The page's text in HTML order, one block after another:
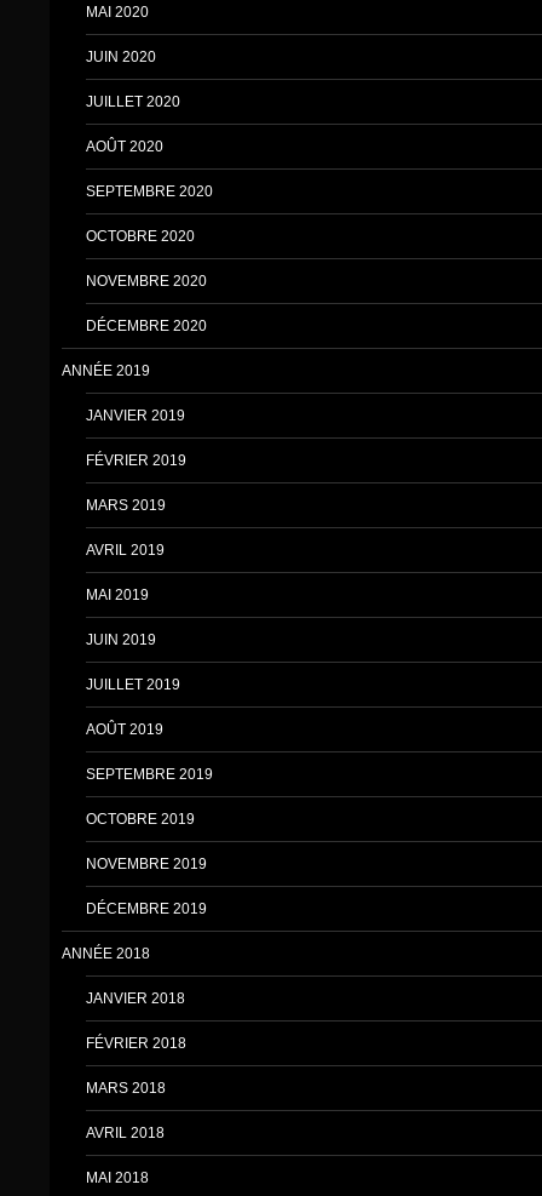
MAI 2020
JUIN 2020
JUILLET 2020
AOÛT 2020
SEPTEMBRE 2020
OCTOBRE 2020
NOVEMBRE 2020
DÉCEMBRE 2020
ANNÉE 2019
JANVIER 2019
FÉVRIER 2019
MARS 2019
AVRIL 2019
MAI 2019
JUIN 2019
JUILLET 2019
AOÛT 2019
SEPTEMBRE 2019
OCTOBRE 2019
NOVEMBRE 2019
DÉCEMBRE 2019
ANNÉE 2018
JANVIER 2018
FÉVRIER 2018
MARS 2018
AVRIL 2018
MAI 2018